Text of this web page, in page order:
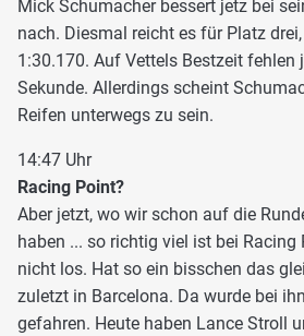
Mick Schumacher bessert jetz bei
nach. Diesmal reicht es für Platz
1:30.170. Auf Vettels Bestzeit fehlen
Sekunde. Allerdings scheint
Reifen unterwegs zu sein.
14:47 Uhr
Racing Point?
Aber jetzt, wo wir schon auf die
haben ... so richtig viel ist bei Racing
nicht los. Hat so ein bisschen das
zuletzt in Barcelona. Da wurde bei
gefahren. Heute haben Lance Stroll